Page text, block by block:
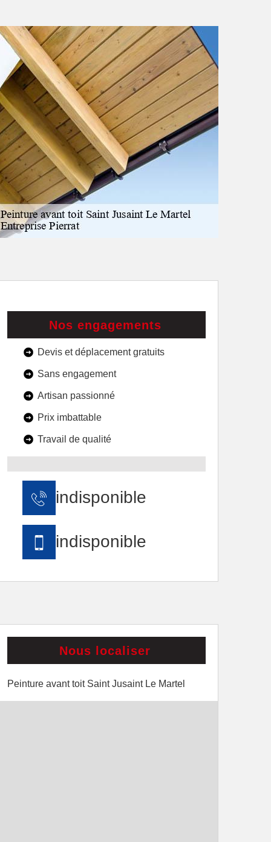
Nos engagements
Devis et déplacement gratuits
Sans engagement
Artisan passionné
Prix imbattable
Travail de qualité
indisponible
indisponible
Nous localiser
Peinture avant toit Saint Jusaint Le Martel